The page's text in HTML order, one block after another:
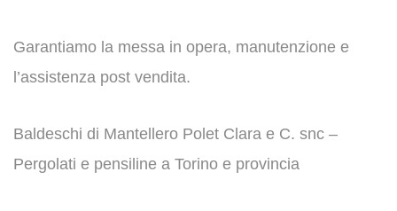
Garantiamo la messa in opera, manutenzione e
l’assistenza post vendita.
Baldeschi di Mantellero Polet Clara e C. snc –
Pergolati e pensiline a Torino e provincia